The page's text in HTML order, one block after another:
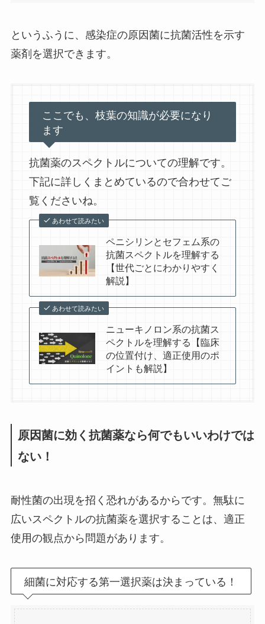
というふうに、感染症の原因菌に抗菌活性を示す
薬剤を選択できます。
ここでも、枝葉の知識が必要になり
ます
抗菌薬のスペクトルについての理解です。
下記に詳しくまとめているので合わせてご
覧くださいね。
あわせて読みたい
ペニシリンとセフェム系の
抗菌スペクトルを理解する
【世代ごとにわかりやすく
解説】
あわせて読みたい
ニューキノロン系の抗菌ス
ペクトルを理解する【臨床
の位置付け、適正使用のポ
イントも解説】
原因菌に効く抗菌薬なら何でもいいわけでは
ない！
耐性菌の出現を招く恐れがあるからです。無駄に
広いスペクトルの抗菌薬を選択することは、適正
使用の観点から問題があります。
細菌に対応する第一選択薬は決まっている！